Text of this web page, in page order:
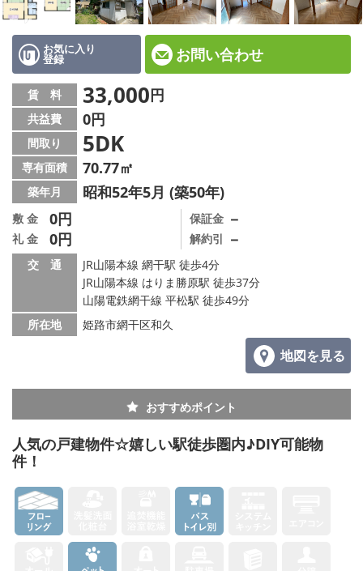
☆敷金·礼金0円物件☆
路線·駅から探す
地域から探す
地図から探す
スタッフ紹介
スタッフ募集中
店舗情報·アクセス
メールでお問い合わせ
お気に入り
登録 お問い合わせ
賃 料 33,000円
共益費 0円
間取り 5DK
専有面積 70.77㎡
築年月 昭和52年5月 (築50年)
敷 金 0円
礼 金 0円
保証金 －
解約引 －
交 通
JR山陽本線 網干駅 徒歩4分
JR山陽本線 はりま勝原駅 徒歩37分
山陽電鉄網干線 平松駅 徒歩49分
所在地
姫路市網干区和久
地図を見る
おすすめポイント
人気の戸建物件☆嬉しい駅徒歩圏内♪DIY可能物
件！